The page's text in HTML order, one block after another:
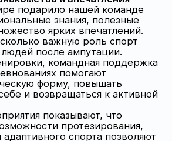
подарило нашей команде
знания, полезные
ярких впечатлений.
важную роль спорт
после ампутации.
командная поддержка
помогают
форму, повышать
и возвращаться к активной
показывают, что
протезирования,
спорта позволяют